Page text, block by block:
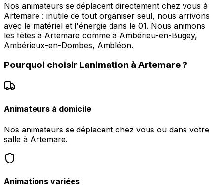
Nos animateurs se déplacent directement chez vous à
Artemare : inutile de tout organiser seul, nous arrivons
avec le matériel et l'énergie dans le 01. Nous animons
les fêtes à Artemare comme à Ambérieu-en-Bugey,
Ambérieux-en-Dombes, Ambléon.
Pourquoi choisir Lanimation à Artemare?
Animateurs à domicile
Nos animateurs se déplacent chez vous ou dans votre
salle à Artemare.
Animations variées